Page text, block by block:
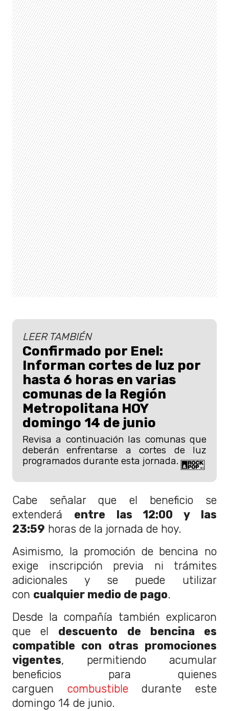
LEER TAMBIÉN
Confirmado por Enel:
Informan cortes de luz por
hasta 6 horas en varias
comunas de la Región
Metropolitana HOY
domingo 14 de junio
Revisa a continuación las comunas que
deberán enfrentarse a cortes de luz
programados durante esta jornada.
Cabe señalar que el beneficio se
extenderá entre las 12:00 y las
23:59 horas de la jornada de hoy.
Asimismo, la promoción de bencina no
exige inscripción previa ni trámites
adicionales y se puede utilizar
con cualquier medio de pago.
Desde la compañía también explicaron
que el descuento de bencina es
compatible con otras promociones
vigentes, permitiendo acumular
beneficios para quienes
carguen combustibledurante este
domingo 14 de junio.